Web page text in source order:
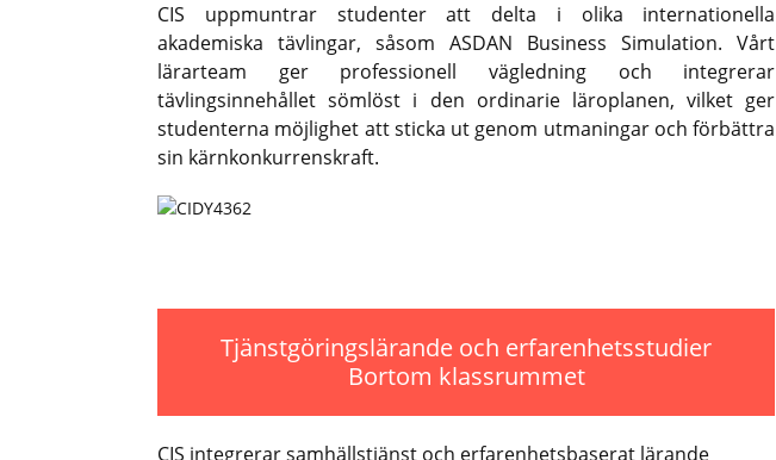
CIS uppmuntrar studenter att delta i olika internationella
akademiska tävlingar, såsom ASDAN Business Simulation. Vårt
lärarteam ger professionell vägledning och integrerar
tävlingsinnehållet sömlöst i den ordinarie läroplanen, vilket ger
studenterna möjlighet att sticka ut genom utmaningar och förbättra
sin kärnkonkurrenskraft.
Tjänstgöringslärande och erfarenhetsstudier
Bortom klassrummet
CIS integrerar samhällstjänst och erfarenhetsbaserat lärande